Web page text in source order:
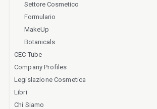
Settore Cosmetico
Formulario
MakeUp
Botanicals
CEC Tube
Company Profiles
Legislazione Cosmetica
Libri
Chi Siamo